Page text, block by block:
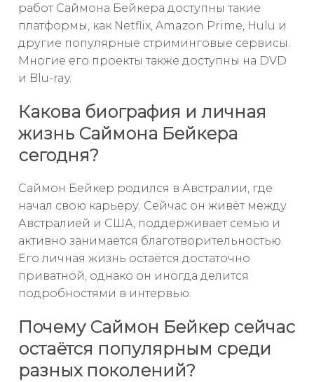
работ Саймона Бейкера доступны такие
платформы, как Netflix, Amazon Prime, Hulu и
другие популярные стриминговые сервисы.
Многие его проекты также доступны на DVD
и Blu-ray.
Какова биография и личная
жизнь Саймона Бейкера
сегодня?
Саймон Бейкер родился в Австралии, где
начал свою карьеру. Сейчас он живёт между
Австралией и США, поддерживает семью и
активно занимается благотворительностью.
Его личная жизнь остаётся достаточно
приватной, однако он иногда делится
подробностями в интервью.
Почему Саймон Бейкер сейчас
остаётся популярным среди
разных поколений?